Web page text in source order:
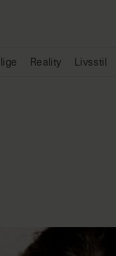
Reality Livsstil